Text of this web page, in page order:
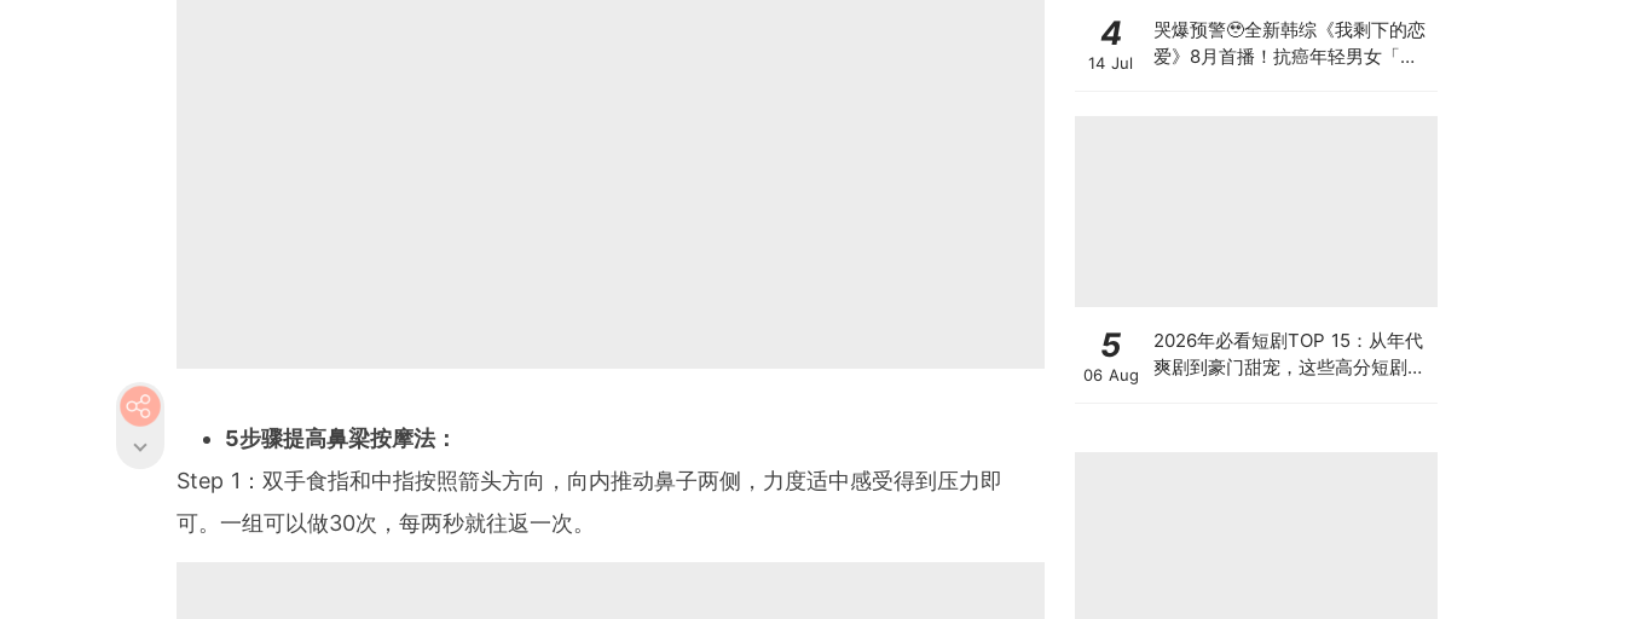
5步骤提高鼻梁按摩法：
Step 1：双手食指和中指按照箭头方向，向内推动鼻子两侧，力度适中感受得到压力即
可。一组可以做30次，每两秒就往返一次。
4
14 Jul
哭爆预警🥹全新韩综《我剩下的恋
爱》8月首播！抗癌年轻男女「有
5
06 Aug
2026年必看短剧TOP 15：从年代
爽剧到豪门甜宠，这些高分短剧你